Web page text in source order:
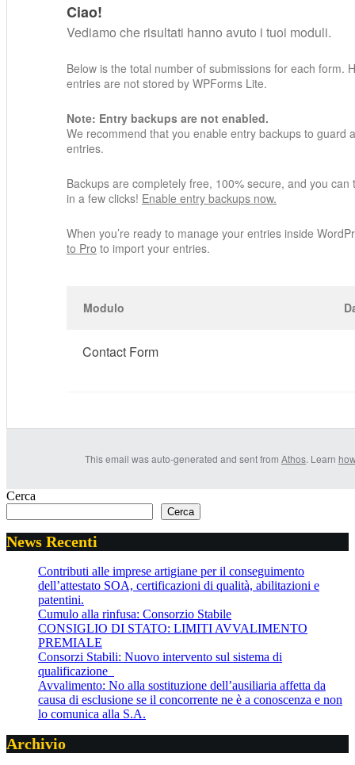
Ciao!
Vediamo che risultati hanno avuto i tuoi moduli.
Below is the total number of submissions for each form.
entries are not stored by WPForms Lite.
Note: Entry backups are not enabled.
We recommend that you enable entry backups to guard
entries.
Backups are completely free, 100% secure, and you can
in a few clicks! Enable entry backups now.
When you’re ready to manage your entries inside
to Pro to import your entries.
Modulo
Contact Form
This email was auto-generated and sent from Athos. Learn
Cerca
Cerca
News Recenti
Contributi alle imprese artigiane per il conseguimento
dell’attestato SOA, certificazioni di qualità, abilitazioni e
patentini.
Cumulo alla rinfusa: Consorzio Stabile
CONSIGLIO DI STATO: LIMITI AVVALIMENTO
PREMIALE
Consorzi Stabili: Nuovo intervento sul sistema di
qualificazione
Avvalimento: No alla sostituzione dell’ausiliaria affetta da
causa di esclusione se il concorrente ne è a conoscenza e non
lo comunica alla S.A.
Archivio